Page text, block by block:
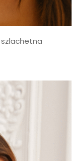
szlachetna